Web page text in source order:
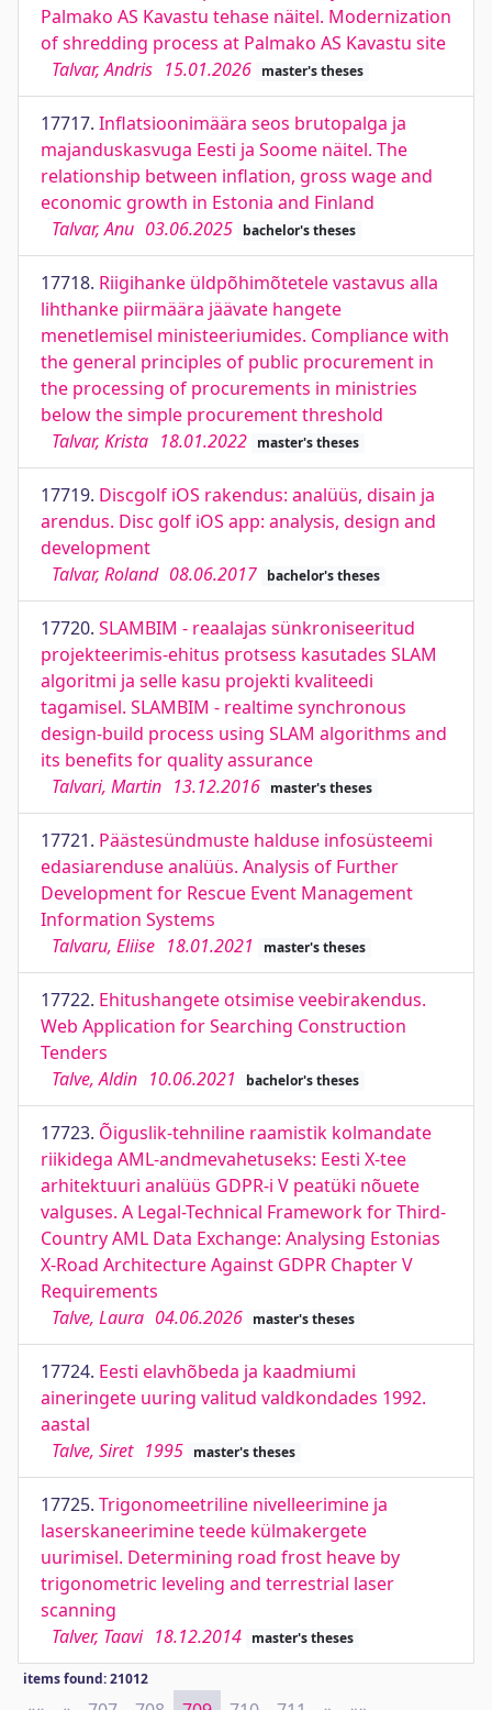
Palmako AS Kavastu tehase näitel. Modernization
of shredding process at Palmako AS Kavastu site
Talvar, Andris 15.01.2026 master's theses
17717. Inflatsioonimäära seos brutopalga ja
majanduskasvuga Eesti ja Soome näitel. The
relationship between inflation, gross wage and
economic growth in Estonia and Finland
Talvar, Anu 03.06.2025 bachelor's theses
17718. Riigihanke üldpõhimõtetele vastavus alla
lihthanke piirmäära jäävate hangete
menetlemisel ministeeriumides. Compliance with
the general principles of public procurement in
the processing of procurements in ministries
below the simple procurement threshold
Talvar, Krista 18.01.2022 master's theses
17719. Discgolf iOS rakendus: analüüs, disain ja
arendus. Disc golf iOS app: analysis, design and
development
Talvar, Roland 08.06.2017 bachelor's theses
17720. SLAMBIM - reaalajas sünkroniseeritud
projekteerimis-ehitus protsess kasutades SLAM
algoritmi ja selle kasu projekti kvaliteedi
tagamisel. SLAMBIM - realtime synchronous
design-build process using SLAM algorithms and
its benefits for quality assurance
Talvari, Martin 13.12.2016 master's theses
17721. Päästesündmuste halduse infosüsteemi
edasiarenduse analüüs. Analysis of Further
Development for Rescue Event Management
Information Systems
Talvaru, Eliise 18.01.2021 master's theses
17722. Ehitushangete otsimise veebirakendus.
Web Application for Searching Construction
Tenders
Talve, Aldin 10.06.2021 bachelor's theses
17723. Õiguslik-tehniline raamistik kolmandate
riikidega AML-andmevahetuseks: Eesti X-tee
arhitektuuri analüüs GDPR-i V peatüki nõuete
valguses. A Legal-Technical Framework for Third-
Country AML Data Exchange: Analysing Estonias
X-Road Architecture Against GDPR Chapter V
Requirements
Talve, Laura 04.06.2026 master's theses
17724. Eesti elavhõbeda ja kaadmiumi
aineringete uuring valitud valdkondades 1992.
aastal
Talve, Siret 1995 master's theses
17725. Trigonomeetriline nivelleerimine ja
laserskaneerimine teede külmakergete
uurimisel. Determining road frost heave by
trigonometric leveling and terrestrial laser
scanning
Talver, Taavi 18.12.2014 master's theses
items found: 21012